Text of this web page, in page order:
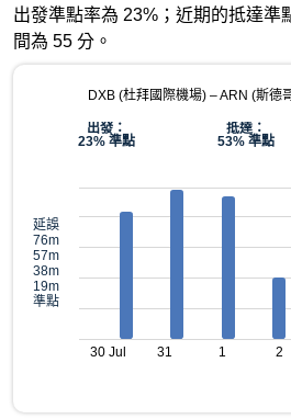
出發準點率為 23%；近期的抵達準
間為 55 分。
DXB (杜拜國際機場) – ARN (斯德
出發：
23% 準點
抵達：
53% 準點
延誤
76m
57m
38m
19m
準點
30 Jul 31 1 2